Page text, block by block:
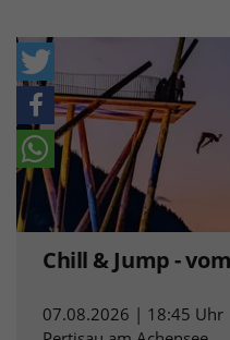
Chill & Jump -
07.08.2026 | 18:45 Uhr